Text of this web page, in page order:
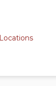
Locations